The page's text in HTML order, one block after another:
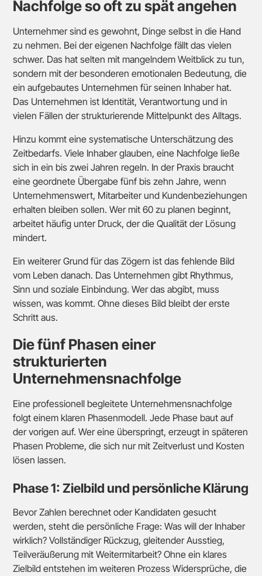
Nachfolge so oft zu spät angehen
Unternehmer sind es gewohnt, Dinge selbst in die Hand
zu nehmen. Bei der eigenen Nachfolge fällt das vielen
schwer. Das hat selten mit mangelndem Weitblick zu tun,
sondern mit der besonderen emotionalen Bedeutung, die
ein aufgebautes Unternehmen für seinen Inhaber hat.
Das Unternehmen ist Identität, Verantwortung und in
vielen Fällen der strukturierende Mittelpunkt des Alltags.
Hinzu kommt eine systematische Unterschätzung des
Zeitbedarfs. Viele Inhaber glauben, eine Nachfolge ließe
sich in ein bis zwei Jahren regeln. In der Praxis braucht
eine geordnete Übergabe fünf bis zehn Jahre, wenn
Unternehmenswert, Mitarbeiter und Kundenbeziehungen
erhalten bleiben sollen. Wer mit 60 zu planen beginnt,
arbeitet häufig unter Druck, der die Qualität der Lösung
mindert.
Ein weiterer Grund für das Zögern ist das fehlende Bild
vom Leben danach. Das Unternehmen gibt Rhythmus,
Sinn und soziale Einbindung. Wer das abgibt, muss
wissen, was kommt. Ohne dieses Bild bleibt der erste
Schritt aus.
Die fünf Phasen einer
strukturierten
Unternehmensnachfolge
Eine professionell begleitete Unternehmensnachfolge
folgt einem klaren Phasenmodell. Jede Phase baut auf
der vorigen auf. Wer eine überspringt, erzeugt in späteren
Phasen Probleme, die sich nur mit Zeitverlust und Kosten
lösen lassen.
Phase 1: Zielbild und persönliche Klärung
Bevor Zahlen berechnet oder Kandidaten gesucht
werden, steht die persönliche Frage: Was will der Inhaber
wirklich? Vollständiger Rückzug, gleitender Ausstieg,
Teilveräußerung mit Weitermitarbeit? Ohne ein klares
Zielbild entstehen im weiteren Prozess Widersprüche, die